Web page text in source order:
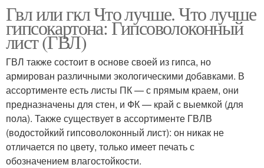
Гвл или гкл Что лучше. Что лучше
гипсокартона: Гипсоволоконный
лист (ГВЛ)
ГВЛ также состоит в основе своей из гипса, но
армирован различными экологическими добавками. В
ассортименте есть листы ПК — с прямым краем, они
предназначены для стен, и ФК — край с выемкой (для
пола). Также существует в ассортименте ГВЛВ
(водостойкий гипсоволоконный лист): он никак не
отличается по цвету, только имеет печать с
обозначением влагостойкости.